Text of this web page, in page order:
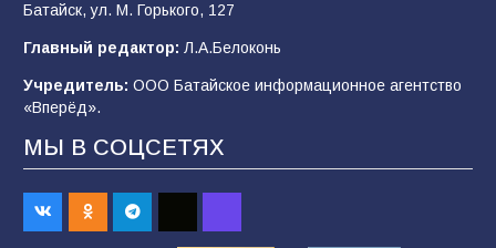
В Батайске продолжаются дорожные работы
99 04.08.2026
Будет ли мобилизация в России в 2026 году
после выборов: в Госдуме дали ответ
93 06.08.2026
Батайск, ул. М. Горького, 127
Главный редактор: Л.А.Белоконь
Учредитель: ООО Батайское информационное агентство
«Вперёд».
МЫ В СОЦСЕТЯХ